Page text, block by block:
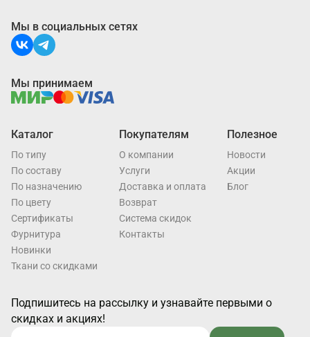
Каталог
По типу
По составу
По назначению
По цвету
Cертификаты
Фурнитура
Новинки
Ткани со скидками
Покупателям
О компании
Услуги
Доставка и оплата
Возврат
Система скидок
Контакты
Полезное
Новости
Акции
Блог
Подпишитесь на рассылку и узнавайте первыми о
скидках и акциях!
Мы в социальных сетях
Мы принимаем